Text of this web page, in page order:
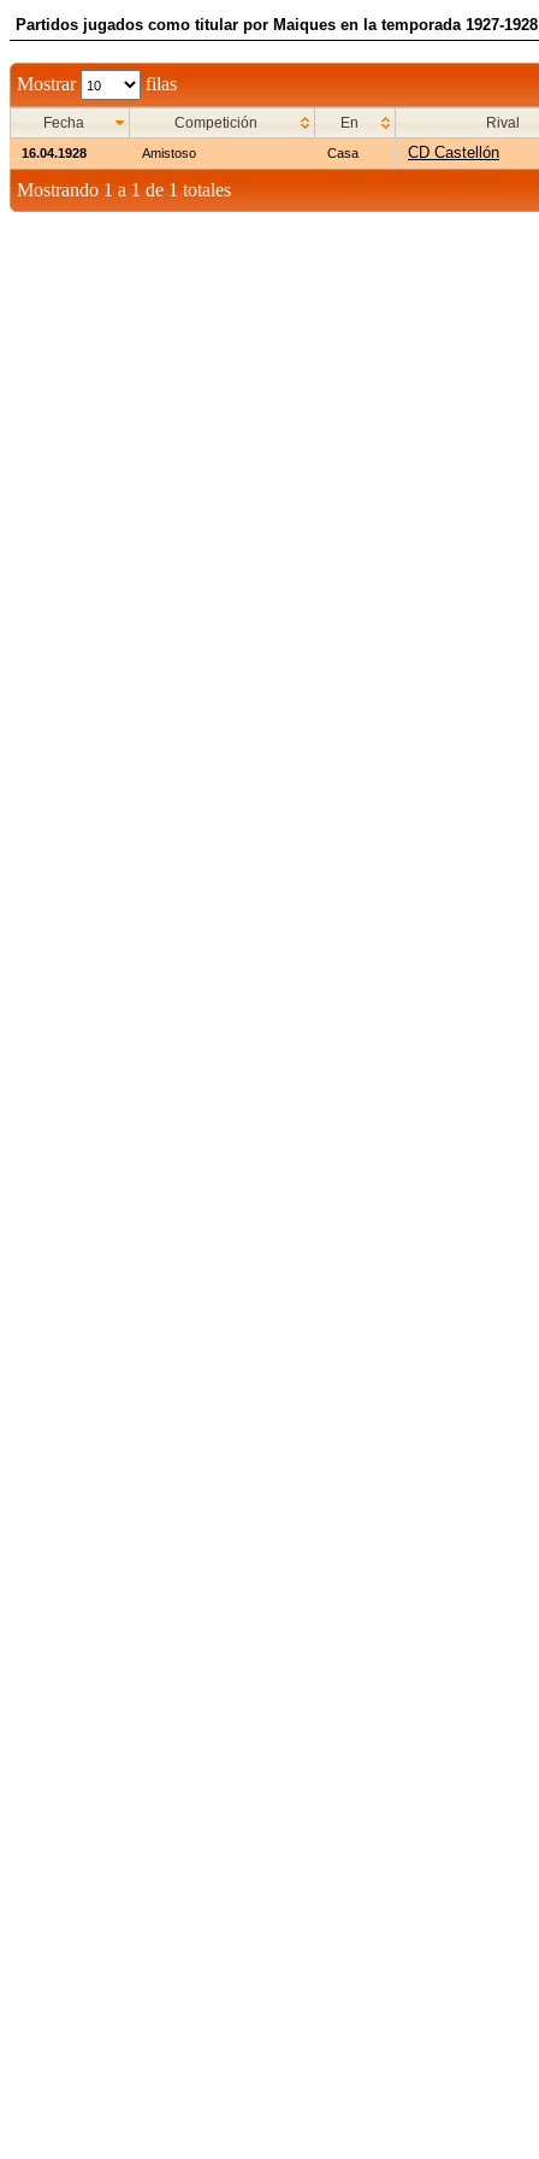
Partidos jugados como titular por Maiques en la temporada 1927-1928
Mostrar filas
Fecha Competición En Rival
16.04.1928 Amistoso Casa CD Castellón
Mostrando 1 a 1 de 1 totales